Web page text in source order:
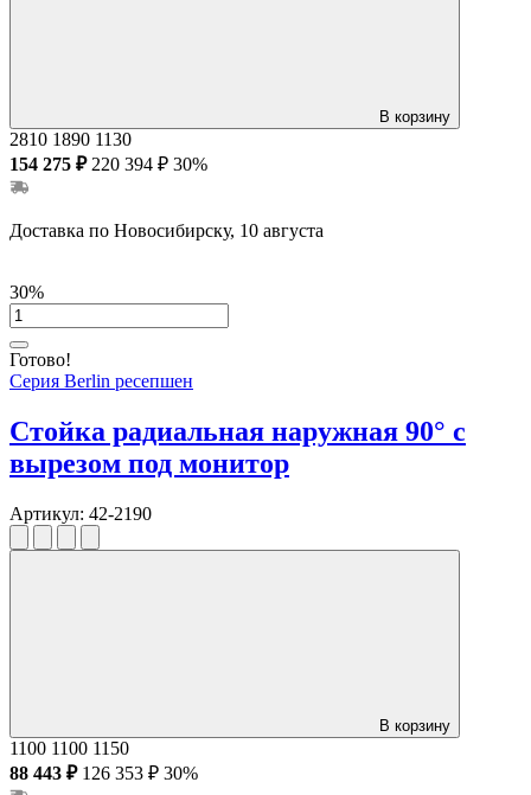
В корзину
2810 1890 1130
154 275 ₽ 220 394 ₽ 30%
Доставка по Новосибирску, 10 августа
30%
Готово!
Серия Berlin ресепшен
Стойка радиальная наружная 90° с
вырезом под монитор
Артикул: 42-2190
В корзину
1100 1100 1150
88 443 ₽ 126 353 ₽ 30%